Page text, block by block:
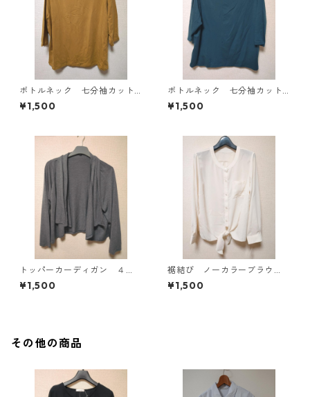
ボトルネック 七分袖カット
ソー ４Ｌ マスタード KA
E-4816
¥1,500
ボトルネック 七分袖カット
ソー ４Ｌ ティールグリー
ン KAE-4815
¥1,500
トッパーカーディガン ４
Ｌ グレー KAE-4814
¥1,500
裾結び ノーカラーブラウ
ス ３Ｌ アイボリー KAE-
4813
¥1,500
その他の商品